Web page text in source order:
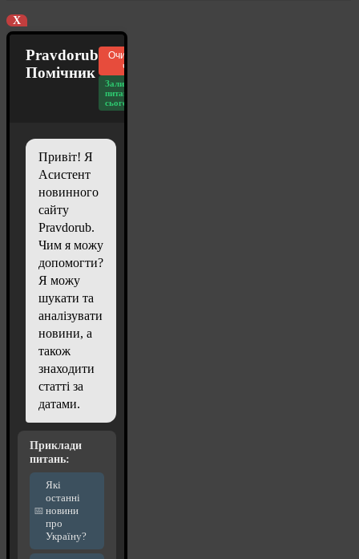
X
Pravdorub
Помічник
Очистити
чат
Залишилось
питань
сьогодні: 20
Привіт! Я
Асистент
новинного
сайту
Pravdorub.
Чим я можу
допомогти?
Я можу
шукати та
аналізувати
новини, а
також
знаходити
статті за
датами.
Приклади
питань:
Які
останні
новини
про
Україну?